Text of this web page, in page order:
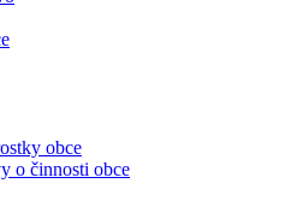
obce
o činnosti obce